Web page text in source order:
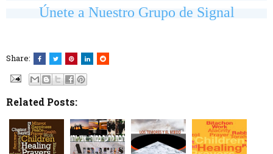
Únete a Nuestro Grupo de Signal
Share:
Related Posts: